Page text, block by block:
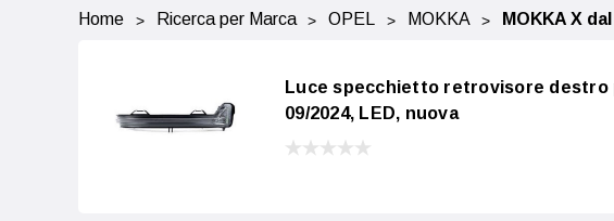
Home Ricerca per Marca OPEL MOKKA MOKKA X
Luce specchietto retrovisore destro
09/2024, LED, nuova